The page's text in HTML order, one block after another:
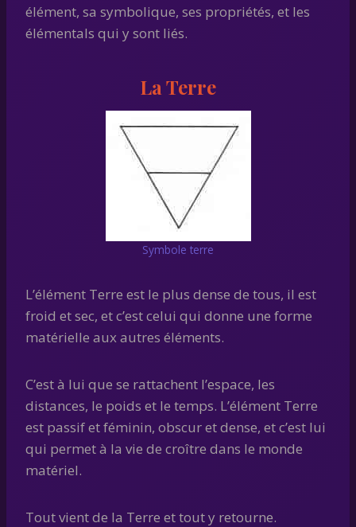
élément, sa symbolique, ses propriétés, et les
élémentals qui y sont liés.
La Terre
Symbole terre
L’élément Terre est le plus dense de tous, il est
froid et sec, et c’est celui qui donne une forme
matérielle aux autres éléments.
C’est à lui que se rattachent l’espace, les
distances, le poids et le temps. L’élément Terre
est passif et féminin, obscur et dense, et c’est lui
qui permet à la vie de croître dans le monde
matériel.
Tout vient de la Terre et tout y retourne.